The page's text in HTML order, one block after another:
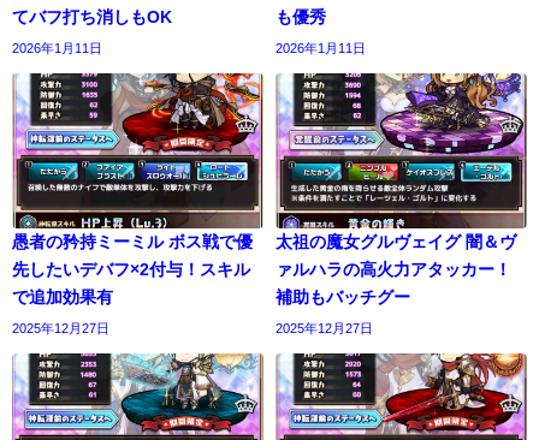
てバフ打ち消しもOK
2026年1月11日
も優秀
2026年1月11日
愚者の矜持ミーミル ボス戦で優
先したいデバフ×2付与！スキル
で追加効果有
2025年12月27日
太祖の魔女グルヴェイグ 闇＆ヴ
ァルハラの高火力アタッカー！
補助もバッチグー
2025年12月27日